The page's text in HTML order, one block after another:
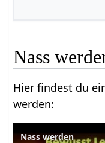
Hier findest du
werden‏‎:
Nass werden